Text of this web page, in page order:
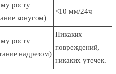
росту
конусом)
<10 мм/24ч
росту
надрезом)
Никаких
повреждений,
никаких утечек.